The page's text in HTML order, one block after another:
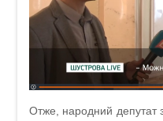
Отже, народний депутат